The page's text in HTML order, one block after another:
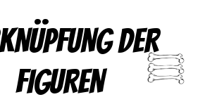
DER
FIGUREN